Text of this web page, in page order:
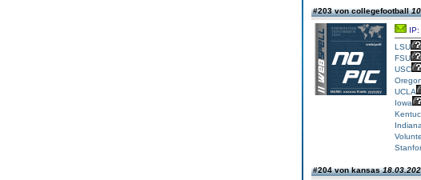
#203 von collegefootball
IP:
LSU
FSU
USC
Oregon
UCLA
Iowa
Indiana
#204 von kansas